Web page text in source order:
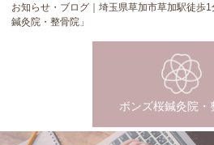
お知らせ・ブログ｜埼玉県草加市草加駅徒歩
鍼灸院・整骨院」
ボンズ桜鍼灸院・